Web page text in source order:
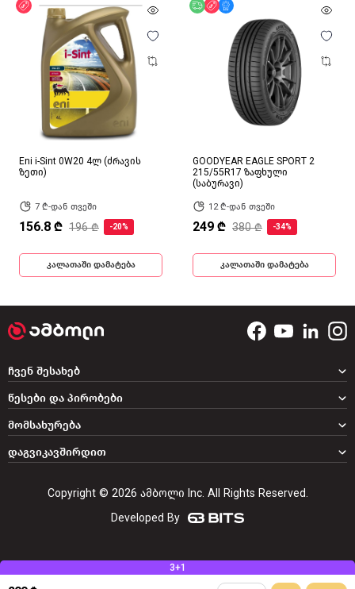
3+1
ფასდაკლება
Eni i-Sint 0W20 4ლ (ძრავის
ზეთი)
7 ₾-დან თვეში
156.8 ₾ 196 ₾ -20%
კალათაში დამატება
უფასო მიწოდება
ფასდაკლება
GOODYEAR EAGLE SPORT 2
215/55R17 ზაფხული
(საბურავი)
12 ₾-დან თვეში
249 ₾ 380 ₾ -34%
კალათაში დამატება
დაგვიკავშირდით
ჩვენ შესახებ
წესები და პირობები
მომსახურება
Copyright © 2026 ამბოლი Inc. All Rights Reserved.
Developed By